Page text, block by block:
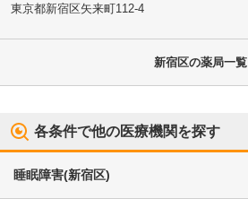
東京都新宿区矢来町112-4
新宿区の薬局一覧
各条件で他の医療機関を探す
睡眠障害(新宿区)